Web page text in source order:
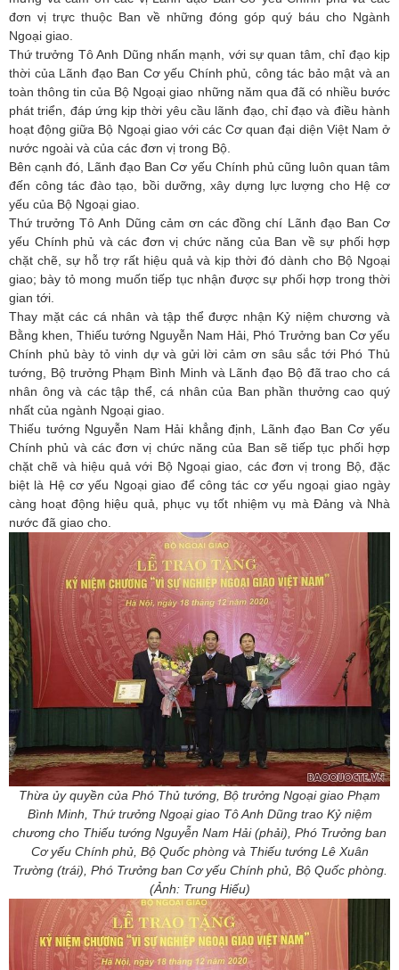
đơn vị trực thuộc Ban về những đóng góp quý báu cho Ngành
Ngoại giao.
Thứ trưởng Tô Anh Dũng nhấn mạnh, với sự quan tâm, chỉ đạo kịp
thời của Lãnh đạo Ban Cơ yếu Chính phủ, công tác bảo mật và an
toàn thông tin của Bộ Ngoại giao những năm qua đã có nhiều bước
phát triển, đáp ứng kịp thời yêu cầu lãnh đạo, chỉ đạo và điều hành
hoạt động giữa Bộ Ngoại giao với các Cơ quan đại diện Việt Nam ở
nước ngoài và của các đơn vị trong Bộ.
Bên cạnh đó, Lãnh đạo Ban Cơ yếu Chính phủ cũng luôn quan tâm
đến công tác đào tạo, bồi dưỡng, xây dựng lực lượng cho Hệ cơ
yếu của Bộ Ngoại giao.
Thứ trưởng Tô Anh Dũng cảm ơn các đồng chí Lãnh đạo Ban Cơ
yếu Chính phủ và các đơn vị chức năng của Ban về sự phối hợp
chặt chẽ, sự hỗ trợ rất hiệu quả và kịp thời đó dành cho Bộ Ngoại
giao; bày tỏ mong muốn tiếp tục nhận được sự phối hợp trong thời
gian tới.
Thay mặt các cá nhân và tập thể được nhận Kỷ niệm chương và
Bằng khen, Thiếu tướng Nguyễn Nam Hải, Phó Trưởng ban Cơ yếu
Chính phủ bày tỏ vinh dự và gửi lời cảm ơn sâu sắc tới Phó Thủ
tướng, Bộ trưởng Phạm Bình Minh và Lãnh đạo Bộ đã trao cho cá
nhân ông và các tập thể, cá nhân của Ban phần thưởng cao quý
nhất của ngành Ngoại giao.
Thiếu tướng Nguyễn Nam Hải khẳng định, Lãnh đạo Ban Cơ yếu
Chính phủ và các đơn vị chức năng của Ban sẽ tiếp tục phối hợp
chặt chẽ và hiệu quả với Bộ Ngoại giao, các đơn vị trong Bộ, đặc
biệt là Hệ cơ yếu Ngoại giao để công tác cơ yếu ngoại giao ngày
càng hoạt động hiệu quả, phục vụ tốt nhiệm vụ mà Đảng và Nhà
nước đã giao cho.
Thừa ủy quyền của Phó Thủ tướng, Bộ trưởng Ngoại giao Phạm
Bình Minh, Thứ trưởng Ngoại giao Tô Anh Dũng trao Kỷ niệm
chương cho Thiếu tướng Nguyễn Nam Hải (phải), Phó Trưởng ban
Cơ yếu Chính phủ, Bộ Quốc phòng và Thiếu tướng Lê Xuân
Trường (trái), Phó Trưởng ban Cơ yếu Chính phủ, Bộ Quốc phòng.
(Ảnh: Trung Hiếu)